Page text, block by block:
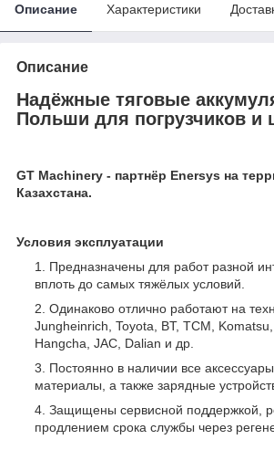
Описание Характеристики
Описание
Надёжные тяговые
Польши для погрузчиков и
GT Machinery - партнёр Enersys на
Казахстана.
Условия эксплуатации
Предназначены для работ разной
вплоть до самых тяжёлых условий.
Одинаково отлично работают на
Jungheinrich, Toyota, BT, TCM,
Hangcha, JAC, Dalian и др.
Постоянно в наличии все
материалы, а также зарядные
Защищены сервисной поддержкой,
продлением срока службы через